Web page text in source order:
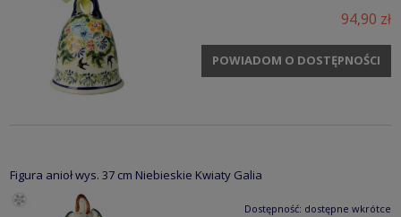
94,90 zł
POWIADOM O DOSTĘPNOŚCI
Figura anioł wys. 37 cm Niebieskie Kwiaty Galia
Dostępność: dostępne wkrótce